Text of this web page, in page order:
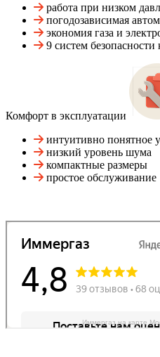
работа при низком
погодозависимая
экономия газа и
9 систем безопасности
Комфорт в эксплуатации
интуитивно понятное
низкий уровень шума
компактные размеры
простое обслуживание
Иммергаз на карте